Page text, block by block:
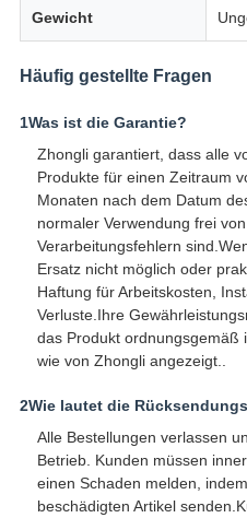
Gewicht
Häufig gestellte Fragen
1Was ist die Garantie?
Zhongli garantiert, dass alle
Produkte für einen Zeitraum
Monaten nach dem Datum
normaler Verwendung frei
Verarbeitungsfehlern
Ersatz nicht möglich oder
Haftung für Arbeitskosten,
Verluste.Ihre
das Produkt ordnungsgemäß
wie von Zhongli angezeigt..
2Wie lautet die
Alle Bestellungen verlassen
Betrieb. Kunden müssen
einen Schaden melden,
beschädigten Artikel